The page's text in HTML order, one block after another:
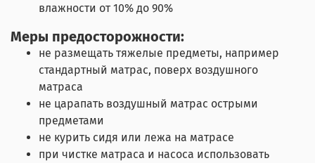
влажности от 10% до 90%
Меры предосторожности:
не размещать тяжелые предметы, например
стандартный матрас, поверх воздушного
матраса
не царапать воздушный матрас острыми
предметами
не курить сидя или лежа на матрасе
при чистке матраса и насоса использовать